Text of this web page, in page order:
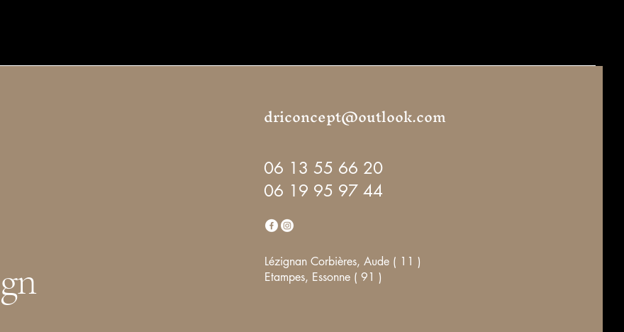
driconcept@outlook.com
06 13 55 66 20
06 19 95 97 44
Lézignan Corbières, Aude ( 11 )
Etampes, Essonne ( 91 )